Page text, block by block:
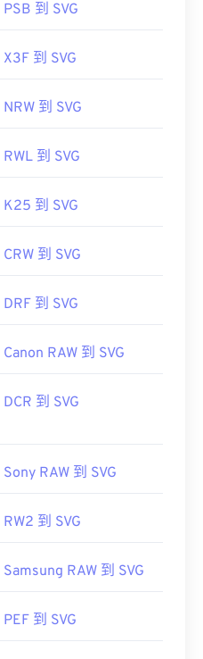
PSB 到 SVG
X3F 到 SVG
NRW 到 SVG
RWL 到 SVG
K25 到 SVG
CRW 到 SVG
DRF 到 SVG
Canon RAW 到 SVG
DCR 到 SVG
Sony RAW 到 SVG
RW2 到 SVG
Samsung RAW 到 SVG
PEF 到 SVG